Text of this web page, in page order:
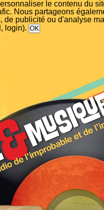
le contenu du
Nous partageons
de publicité ou d'analyse
login).